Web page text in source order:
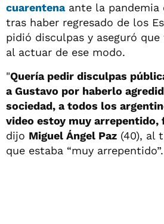
cuarentenaante la pandemia
tras haber regresado de los
pidió disculpas y aseguró que
al actuar de ese modo.
"Quería pedir disculpas
a Gustavo por haberlo
sociedad, a todos los
video estoy muy arrepentido,
dijo Miguel Ángel Paz (40), al
que estaba “muy arrepentido”.